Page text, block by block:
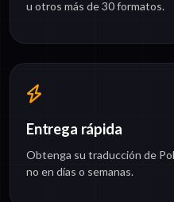
u otros más de 30 formatos.
Entrega rápida
Obtenga su traducción de
no en días o semanas.